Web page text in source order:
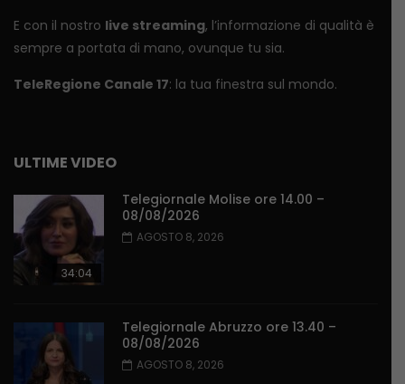
E con il nostro live streaming, l’informazione di qualità è
sempre a portata di mano, ovunque tu sia.
TeleRegione Canale 17: la tua finestra sul mondo.
ULTIME VIDEO
34:04
Telegiornale Molise ore 14.00 –
08/08/2026
AGOSTO 8, 2026
Telegiornale Abruzzo ore 13.40 –
08/08/2026
AGOSTO 8, 2026